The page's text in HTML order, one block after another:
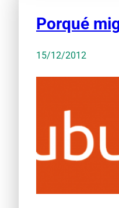
Porqué
15/12/2012